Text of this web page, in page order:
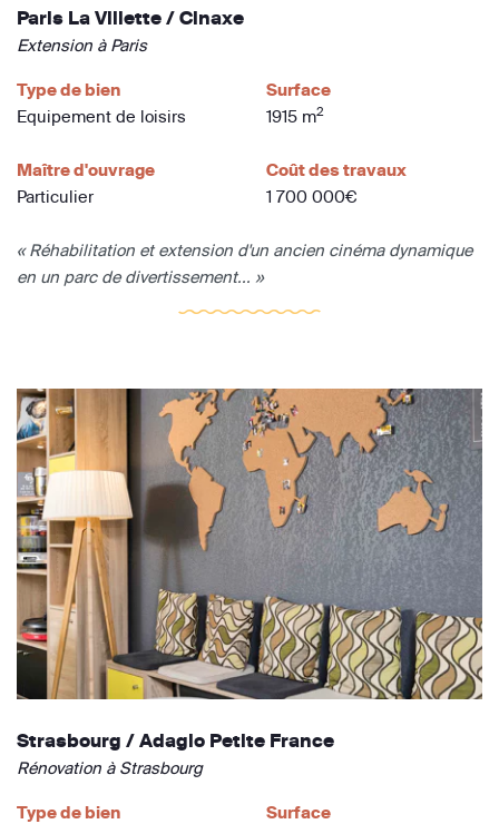
Paris La Villette / Cinaxe
Extension à Paris
Type de bien
Equipement de loisirs
Surface
1915 m2
Maître d'ouvrage
Particulier
Coût des travaux
1 700 000€
« Réhabilitation et extension d'un ancien cinéma dynamique
en un parc de divertissement... »
Strasbourg / Adagio Petite France
Rénovation à Strasbourg
Type de bien
Surface